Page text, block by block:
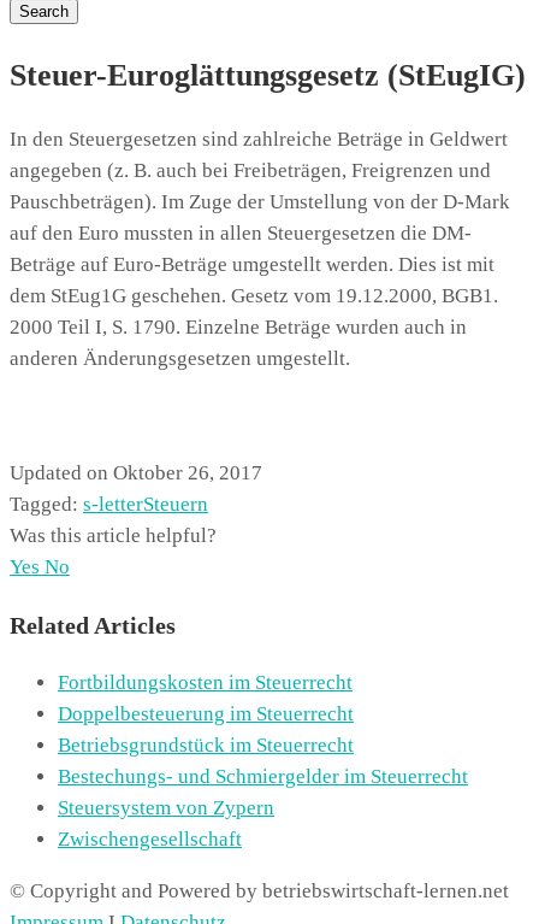
Search
Steuer-Euroglättungsgesetz (StEugIG)
In den Steuergesetzen sind zahlreiche Beträge in Geldwert
angegeben (z. B. auch bei Freibeträgen, Freigrenzen und
Pauschbeträgen). Im Zuge der Umstellung von der D-Mark
auf den Euro mussten in allen Steuergesetzen die DM-
Beträge auf Euro-Beträge umgestellt werden. Dies ist mit
dem StEug1G geschehen. Gesetz vom 19.12.2000, BGB1.
2000 Teil I, S. 1790. Einzelne Beträge wurden auch in
anderen Änderungsgesetzen umgestellt.
Updated on Oktober 26, 2017
Tagged: s-letterSteuern
Was this article helpful?
Yes No
Related Articles
Fortbildungskosten im Steuerrecht
Doppelbesteuerung im Steuerrecht
Betriebsgrundstück im Steuerrecht
Bestechungs- und Schmiergelder im Steuerrecht
Steuersystem von Zypern
Zwischengesellschaft
© Copyright and Powered by betriebswirtschaft-lernen.net